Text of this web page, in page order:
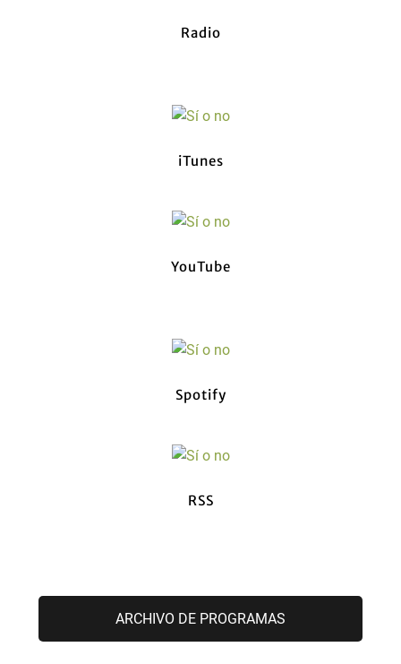
Radio
iTunes
YouTube
Spotify
RSS
ARCHIVO DE PROGRAMAS